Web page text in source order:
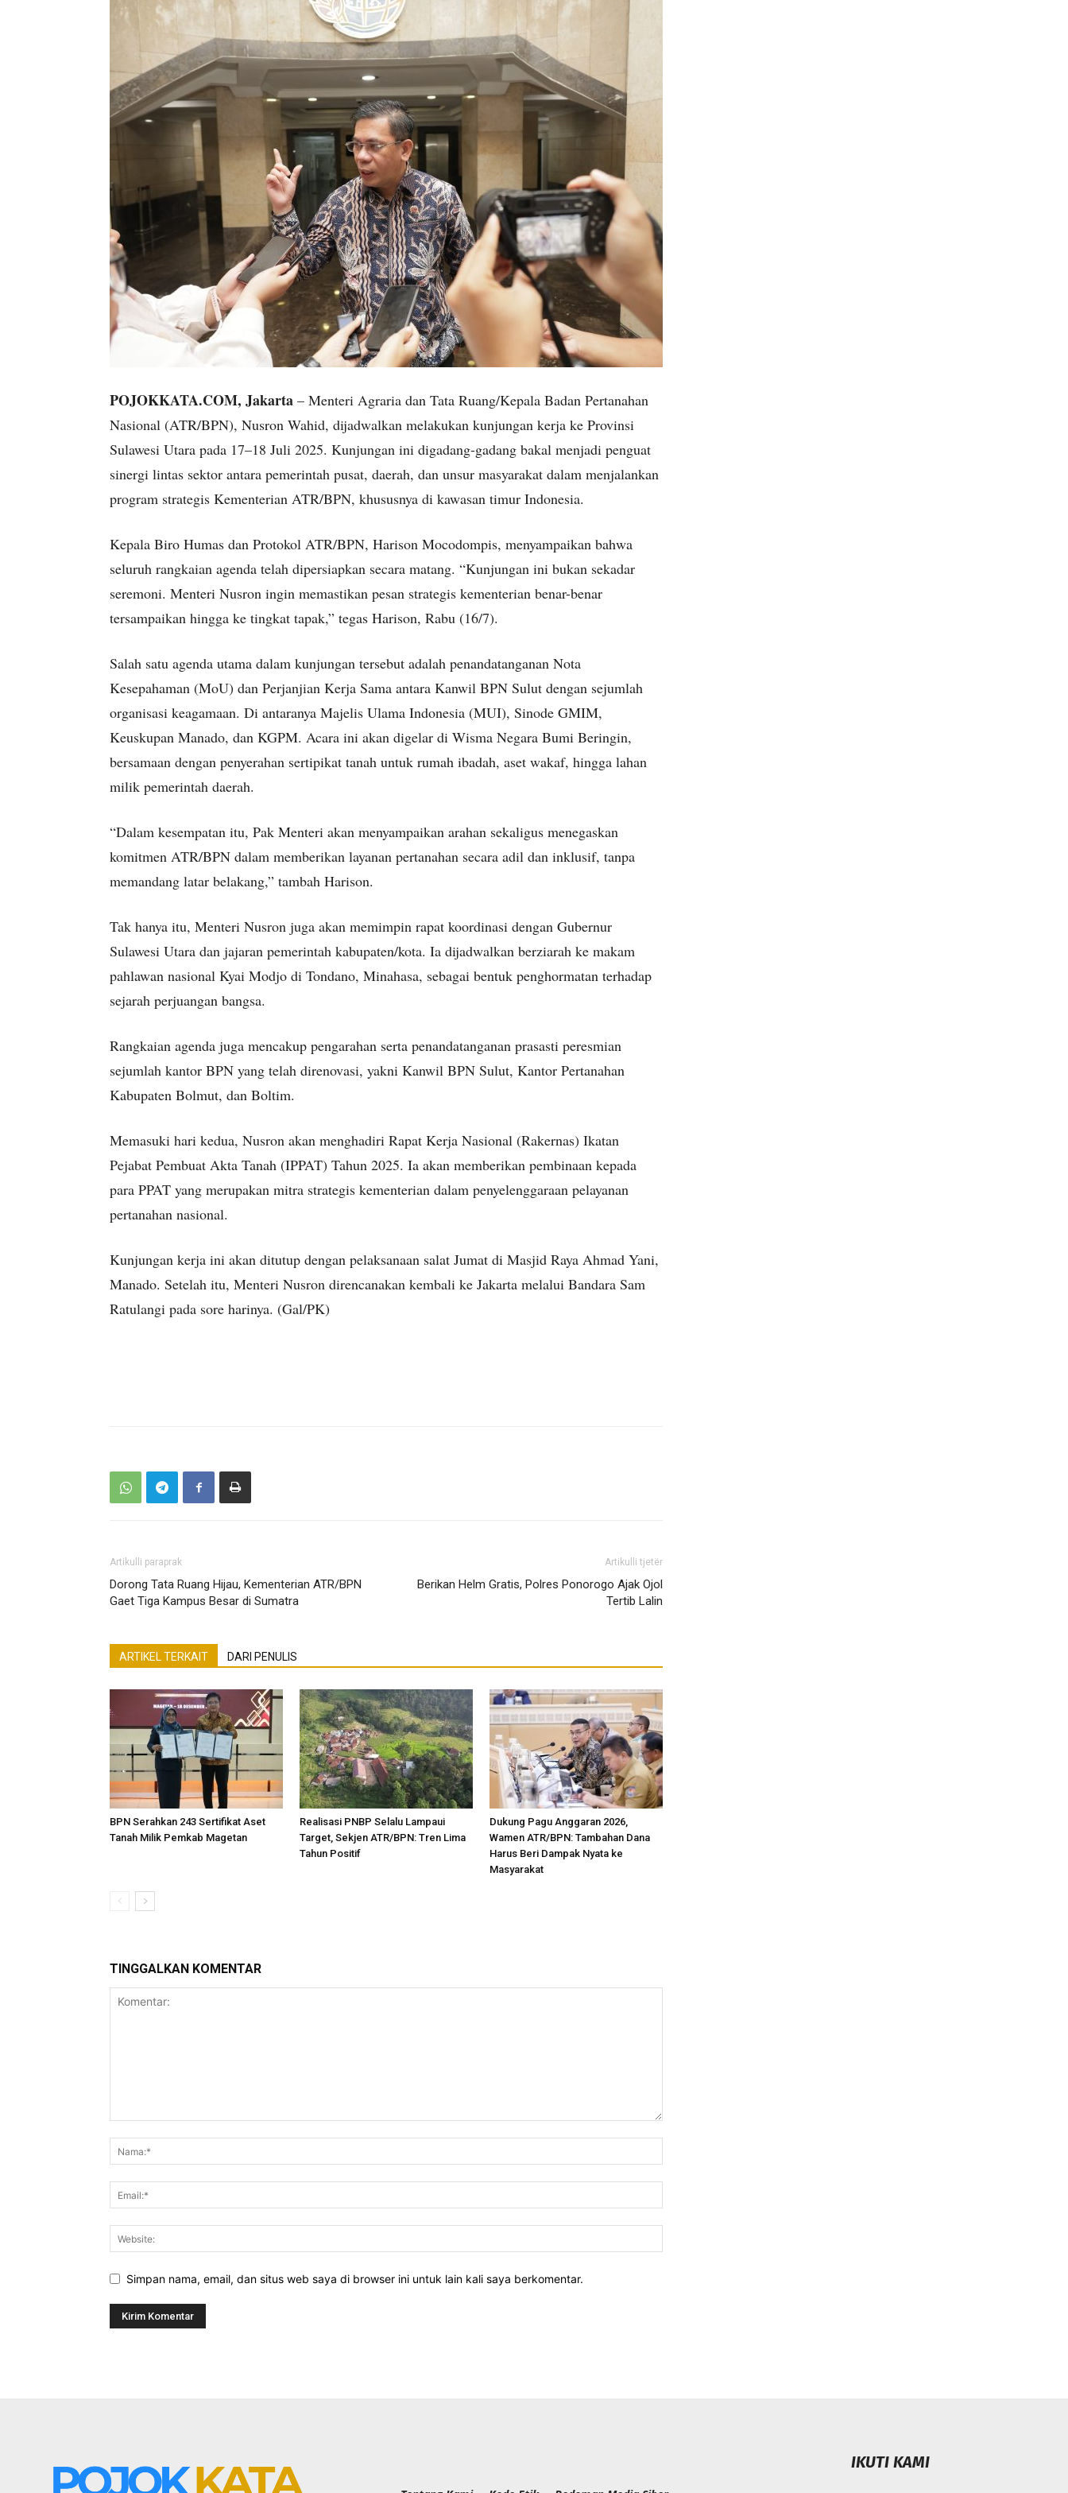
POJOKKATA.COM, Jakarta – Menteri Agraria dan Tata Ruang/Kepala Badan Pertanahan
Nasional (ATR/BPN), Nusron Wahid, dijadwalkan melakukan kunjungan kerja ke Provinsi
Sulawesi Utara pada 17–18 Juli 2025. Kunjungan ini digadang-gadang bakal menjadi penguat
sinergi lintas sektor antara pemerintah pusat, daerah, dan unsur masyarakat dalam menjalankan
program strategis Kementerian ATR/BPN, khususnya di kawasan timur Indonesia.
Kepala Biro Humas dan Protokol ATR/BPN, Harison Mocodompis, menyampaikan bahwa
seluruh rangkaian agenda telah dipersiapkan secara matang. “Kunjungan ini bukan sekadar
seremoni. Menteri Nusron ingin memastikan pesan strategis kementerian benar-benar
tersampaikan hingga ke tingkat tapak,” tegas Harison, Rabu (16/7).
Salah satu agenda utama dalam kunjungan tersebut adalah penandatanganan Nota
Kesepahaman (MoU) dan Perjanjian Kerja Sama antara Kanwil BPN Sulut dengan sejumlah
organisasi keagamaan. Di antaranya Majelis Ulama Indonesia (MUI), Sinode GMIM,
Keuskupan Manado, dan KGPM. Acara ini akan digelar di Wisma Negara Bumi Beringin,
bersamaan dengan penyerahan sertipikat tanah untuk rumah ibadah, aset wakaf, hingga lahan
milik pemerintah daerah.
“Dalam kesempatan itu, Pak Menteri akan menyampaikan arahan sekaligus menegaskan
komitmen ATR/BPN dalam memberikan layanan pertanahan secara adil dan inklusif, tanpa
memandang latar belakang,” tambah Harison.
Tak hanya itu, Menteri Nusron juga akan memimpin rapat koordinasi dengan Gubernur
Sulawesi Utara dan jajaran pemerintah kabupaten/kota. Ia dijadwalkan berziarah ke makam
pahlawan nasional Kyai Modjo di Tondano, Minahasa, sebagai bentuk penghormatan terhadap
sejarah perjuangan bangsa.
Rangkaian agenda juga mencakup pengarahan serta penandatanganan prasasti peresmian
sejumlah kantor BPN yang telah direnovasi, yakni Kanwil BPN Sulut, Kantor Pertanahan
Kabupaten Bolmut, dan Boltim.
Memasuki hari kedua, Nusron akan menghadiri Rapat Kerja Nasional (Rakernas) Ikatan
Pejabat Pembuat Akta Tanah (IPPAT) Tahun 2025. Ia akan memberikan pembinaan kepada
para PPAT yang merupakan mitra strategis kementerian dalam penyelenggaraan pelayanan
pertanahan nasional.
Kunjungan kerja ini akan ditutup dengan pelaksanaan salat Jumat di Masjid Raya Ahmad Yani,
Manado. Setelah itu, Menteri Nusron direncanakan kembali ke Jakarta melalui Bandara Sam
Ratulangi pada sore harinya. (Gal/PK)
Artikulli paraprak
Dorong Tata Ruang Hijau, Kementerian ATR/BPN
Gaet Tiga Kampus Besar di Sumatra
Artikulli tjetër
Berikan Helm Gratis, Polres Ponorogo Ajak Ojol
Tertib Lalin
ARTIKEL TERKAIT DARI PENULIS
BPN Serahkan 243 Sertifikat Aset
Tanah Milik Pemkab Magetan
Realisasi PNBP Selalu Lampaui
Target, Sekjen ATR/BPN: Tren Lima
Tahun Positif
Dukung Pagu Anggaran 2026,
Wamen ATR/BPN: Tambahan Dana
Harus Beri Dampak Nyata ke
Masyarakat
TINGGALKAN KOMENTAR
Simpan nama, email, dan situs web saya di browser ini untuk lain kali saya berkomentar.
IKUTI KAMI